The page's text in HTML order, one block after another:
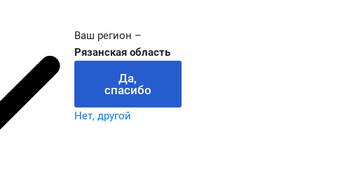
Ваш регион –
Рязанская область
Да,
спасибо
Нет, другой